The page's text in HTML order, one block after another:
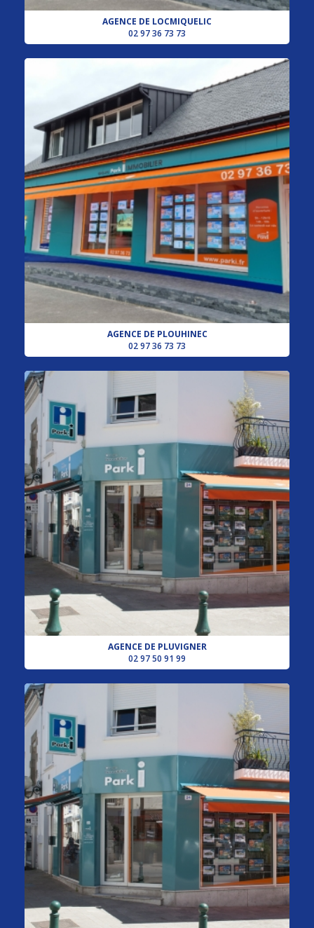
AGENCE DE LOCMIQUELIC
02 97 36 73 73
AGENCE DE PLOUHINEC
02 97 36 73 73
AGENCE DE PLUVIGNER
02 97 50 91 99